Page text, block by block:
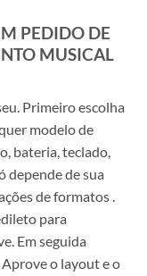
PEDIDO DE
MUSICAL
Primeiro escolha
modelo de
bateria, teclado,
depende de sua
de formatos .
para
Em seguida
o layout e o